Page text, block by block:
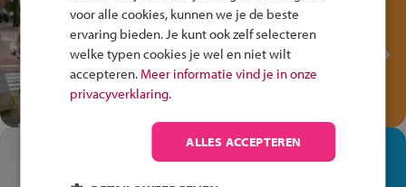
Test je kennis met het
Fiets Veilig
Verkeersspel!
Speel het Fiets Veilig Verkeersspel
en win een Cortina-fiets!
In de winkel ben je op je
voor alle cookies, kunnen we je de beste
ervaring bieden. Je kunt ook zelf selecteren
welke typen cookies je wel en niet wilt
accepteren. Meer informatie vind je in onze
privacyverklaring.
ALLES ACCEPTEREN